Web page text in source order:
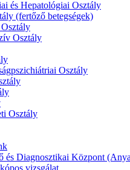
és Hepatológiai Osztály
(fertőző betegségek)
Osztály
Osztály
Osztály
és Diagnosztikai Központ